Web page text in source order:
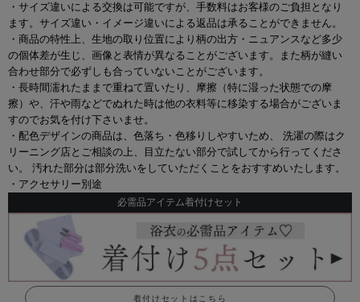
・サイズ違いによる交換は可能ですが、手数料はお客様のご負担となり
ます。サイズ違い・イメージ違いによる返品は承ることができません。
・商品の特性上、生地の取り位置により柄の出方・ニュアンスなど多少
の個体差が生じ、画像と表情が異なることがございます。また柄が縫い
合わせ部分で必ずしも合っていないことがございます。
・長時間濡れたままで重ねて置いたり、摩擦（特に湿った状態での摩
擦）や、汗や雨などでぬれた時は他の衣料等に移染する場合がございま
すのでお気を付け下さいませ。
・配色デザインの商品は、色落ち・色移りしやすいため、 洗濯の際はク
リーニング店とご相談の上、目立たない部分で試してから行ってくださ
い。 汚れた部分は部分洗いをしていただくことをおすすめいたします。
・アクセサリー別途
必需品アイテム着付けセット
着付けセットはこちら